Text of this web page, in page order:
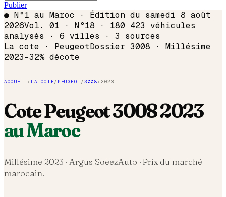
Publier
● N°1 au Maroc · Édition du samedi 8 août
2026Vol. 01 · N°18 · 180 423 véhicules
analysés · 6 villes · 3 sources
La cote · PeugeotDossier 3008 · Millésime
2023−32% décote
ACCUEIL/ LA COTE/ PEUGEOT/3008/2023
CotePeugeot30082023
au Maroc
Millésime 2023 · Argus SoeezAuto · Prix du marché
marocain.